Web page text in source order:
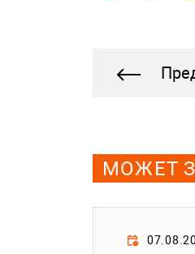
МОЖЕТ